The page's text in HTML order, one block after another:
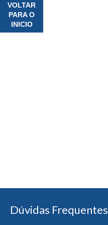
VOLTAR
PARA O
INICIO
Dúvidas Frequentes